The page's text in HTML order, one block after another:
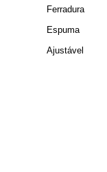
Ferradura
Espuma
Ajustável